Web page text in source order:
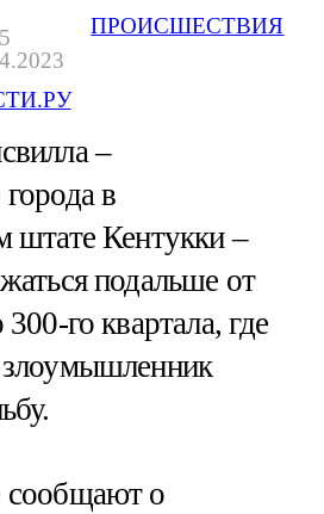
ПРОИСШЕСТВИЯ
–
в
штате Кентукки –
подальше от
го квартала, где
сообщают о